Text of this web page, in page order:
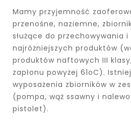
Mamy przyjemność
przenośne, naziemne,
służące do przechowywania
najróżniejszych produktów
produktów naftowych III
zapłonu powyżej 61oC).
wyposażenia zbiorników w
(pompa, wąż ssawny i
pistolet).